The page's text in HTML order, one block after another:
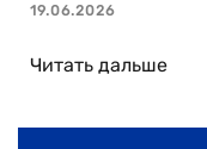
19.06.2026
Читать дальше